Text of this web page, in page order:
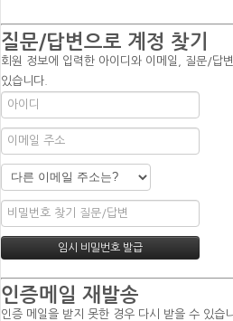
질문/답변으로 계정 찾기
회원 정보에 입력한 아이디와 이메일, 질문/답
있습니다.
인증메일 재발송
인증 메일을 받지 못한 경우 다시 받을 수 있습